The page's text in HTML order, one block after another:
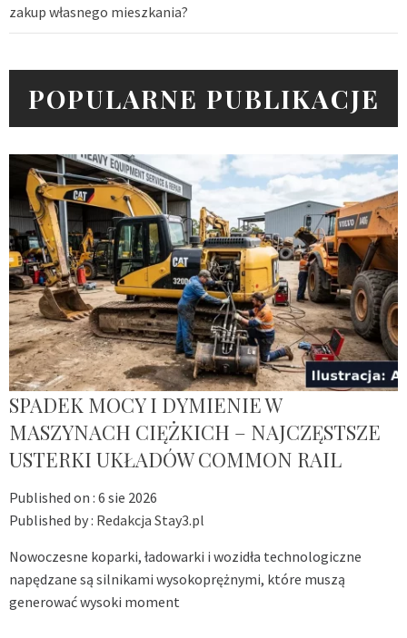
zakup własnego mieszkania?
POPULARNE PUBLIKACJE
SPADEK MOCY I DYMIENIE W
MASZYNACH CIĘŻKICH – NAJCZĘSTSZE
USTERKI UKŁADÓW COMMON RAIL
Published on : 6 sie 2026
Published by : Redakcja Stay3.pl
Nowoczesne koparki, ładowarki i wozidła technologiczne
napędzane są silnikami wysokoprężnymi, które muszą
generować wysoki moment